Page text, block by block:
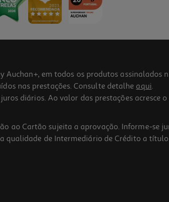
em todos os produtos assinalados
nas prestações. Consulte detalhe aqui.
diários. Ao valor das prestações acresce
ao Cartão sujeita a aprovação. Informe-se
qualidade de Intermediário de Crédito a